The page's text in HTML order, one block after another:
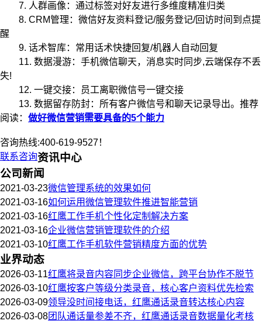
7. 人群画像：通过标签对好友进行多维度精准归类
8. CRM管理：微信好友资料登记/服务登记/回访时间到点提
醒
9. 话术智库：常用话术快捷回复/机器人自动回复
11. 数据漫游：手机微信聊天，消息实时同步,云端保存不丢
失!
12. 一键交接：员工离职微信号一键交接
13. 数据留存防封：所有客户微信号和聊天记录导出。推荐
阅读： 做好微信营销需要具备的5个能力
咨询热线:400-619-9527！
联系咨询资讯中心
公司新闻
2021-03-23微信管理系统的效果如何
2021-03-16如何运用微信管理软件推进智能营销
2021-03-16红鹰工作手机个性化定制解决方案
2021-03-16企业微信营销管理软件的介绍
2021-03-10红鹰工作手机软件营销精度方面的优势
业界动态
2026-03-11红鹰将录音内容同步企业微信，跨平台协作不脱节
2026-03-10红鹰按客户等级分类录音，核心客户资料优先检索
2026-03-09领导没时间接电话，红鹰通话录音转达核心内容
2026-03-08团队通话量参差不齐，红鹰通话录音数据量化考核